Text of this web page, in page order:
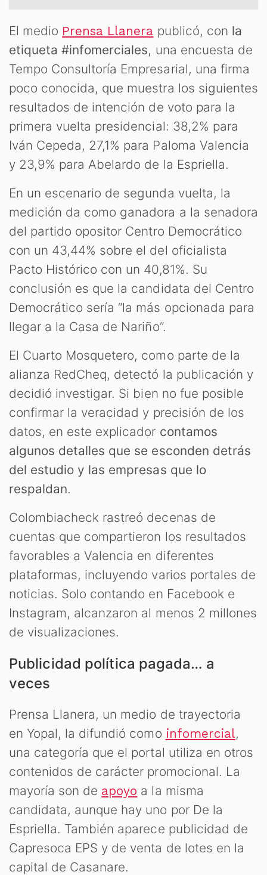
El medio Prensa Llanera publicó, con la
etiqueta #infomerciales, una encuesta de
Tempo Consultoría Empresarial, una firma
poco conocida, que muestra los siguientes
resultados de intención de voto para la
primera vuelta presidencial: 38,2% para
Iván Cepeda, 27,1% para Paloma Valencia
y 23,9% para Abelardo de la Espriella.
En un escenario de segunda vuelta, la
medición da como ganadora a la senadora
del partido opositor Centro Democrático
con un 43,44% sobre el del oficialista
Pacto Histórico con un 40,81%. Su
conclusión es que la candidata del Centro
Democrático sería “la más opcionada para
llegar a la Casa de Nariño”.
El Cuarto Mosquetero, como parte de la
alianza RedCheq, detectó la publicación y
decidió investigar. Si bien no fue posible
confirmar la veracidad y precisión de los
datos, en este explicador contamos
algunos detalles que se esconden detrás
del estudio y las empresas que lo
respaldan.
Colombiacheck rastreó decenas de
cuentas que compartieron los resultados
favorables a Valencia en diferentes
plataformas, incluyendo varios portales de
noticias. Solo contando en Facebook e
Instagram, alcanzaron al menos 2 millones
de visualizaciones.
Publicidad política pagada… a
veces
Prensa Llanera, un medio de trayectoria
en Yopal, la difundió como infomercial,
una categoría que el portal utiliza en otros
contenidos de carácter promocional. La
mayoría son de apoyo a la misma
candidata, aunque hay uno por De la
Espriella. También aparece publicidad de
Capresoca EPS y de venta de lotes en la
capital de Casanare.